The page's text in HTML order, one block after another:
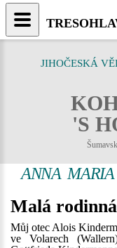
JIHOČESKÁ
'S
ANNA MARIA
Malá
Můj otec Alois
ve Volarech